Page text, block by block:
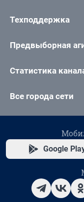
Техподдержка
Предвыборная
Статистика
Все города сети
Google